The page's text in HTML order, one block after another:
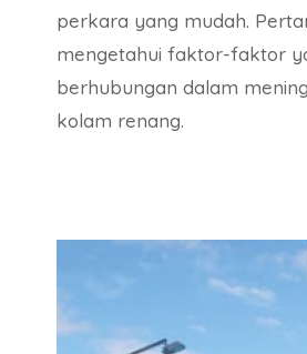
perkara yang mudah.
mengetahui faktor-faktor
berhubungan dalam
kolam renang.